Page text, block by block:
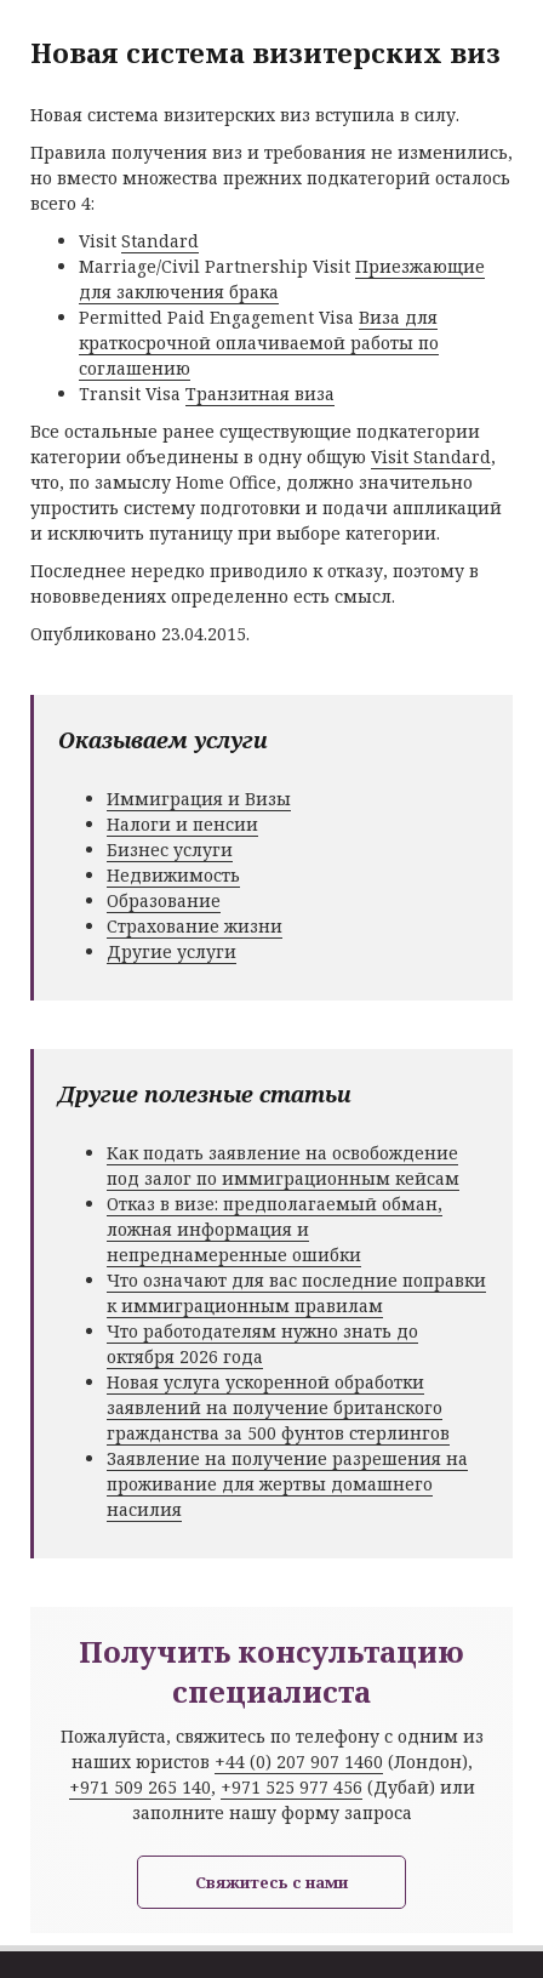
Новая система визитерских виз
Новая система визитерских виз вступила в силу.
Правила получения виз и требования не изменились,
но вместо множества прежних подкатегорий осталось
всего 4:
Visit Standard
Marriage/Civil Partnership Visit Приезжающие
для заключения брака
Permitted Paid Engagement Visa Виза для
краткосрочной оплачиваемой работы по
соглашению
Transit Visa Транзитная виза
Все остальные ранее существующие подкатегории
категории объединены в одну общую Visit Standard,
что, по замыслу Home Office, должно значительно
упростить систему подготовки и подачи аппликаций
и исключить путаницу при выборе категории.
Последнее нередко приводило к отказу, поэтому в
нововведениях определенно есть смысл.
Опубликовано 23.04.2015.
Оказываем услуги
Иммиграция и Визы
Налоги и пенсии
Бизнес услуги
Недвижимость
Образование
Страхование жизни
Другие услуги
Другие полезные статьи
Как подать заявление на освобождение
под залог по иммиграционным кейсам
Отказ в визе: предполагаемый обман,
ложная информация и
непреднамеренные ошибки
Что означают для вас последние поправки
к иммиграционным правилам
Что работодателям нужно знать до
октября 2026 года
Новая услуга ускоренной обработки
заявлений на получение британского
гражданства за 500 фунтов стерлингов
Заявление на получение разрешения на
проживание для жертвы домашнего
насилия
Получить консультацию
специалиста
Пожалуйста, свяжитесь по телефону с одним из
наших юристов +44 (0) 207 907 1460 (Лондон),
+971 509 265 140, +971 525 977 456 (Дубай) или
заполните нашу форму запроса
Свяжитесь с нами